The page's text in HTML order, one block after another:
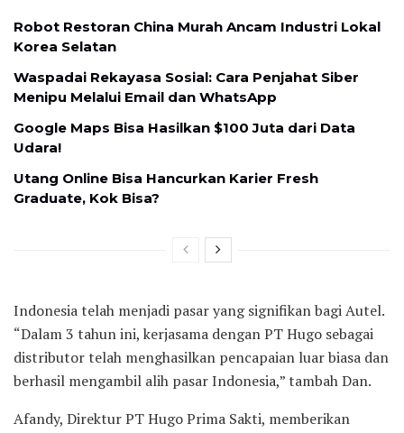
Robot Restoran China Murah Ancam Industri Lokal
Korea Selatan
Waspadai Rekayasa Sosial: Cara Penjahat Siber
Menipu Melalui Email dan WhatsApp
Google Maps Bisa Hasilkan $100 Juta dari Data
Udara!
Utang Online Bisa Hancurkan Karier Fresh
Graduate, Kok Bisa?
Indonesia telah menjadi pasar yang signifikan bagi Autel.
“Dalam 3 tahun ini, kerjasama dengan PT Hugo sebagai
distributor telah menghasilkan pencapaian luar biasa dan
berhasil mengambil alih pasar Indonesia,” tambah Dan.
Afandy, Direktur PT Hugo Prima Sakti, memberikan